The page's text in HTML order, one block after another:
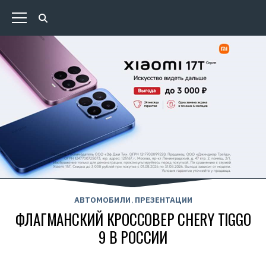
АВТОМОБИЛИ , ПРЕЗЕНТАЦИИ
ФЛАГМАНСКИЙ КРОССОВЕР CHERY TIGGO
9 В РОССИИ